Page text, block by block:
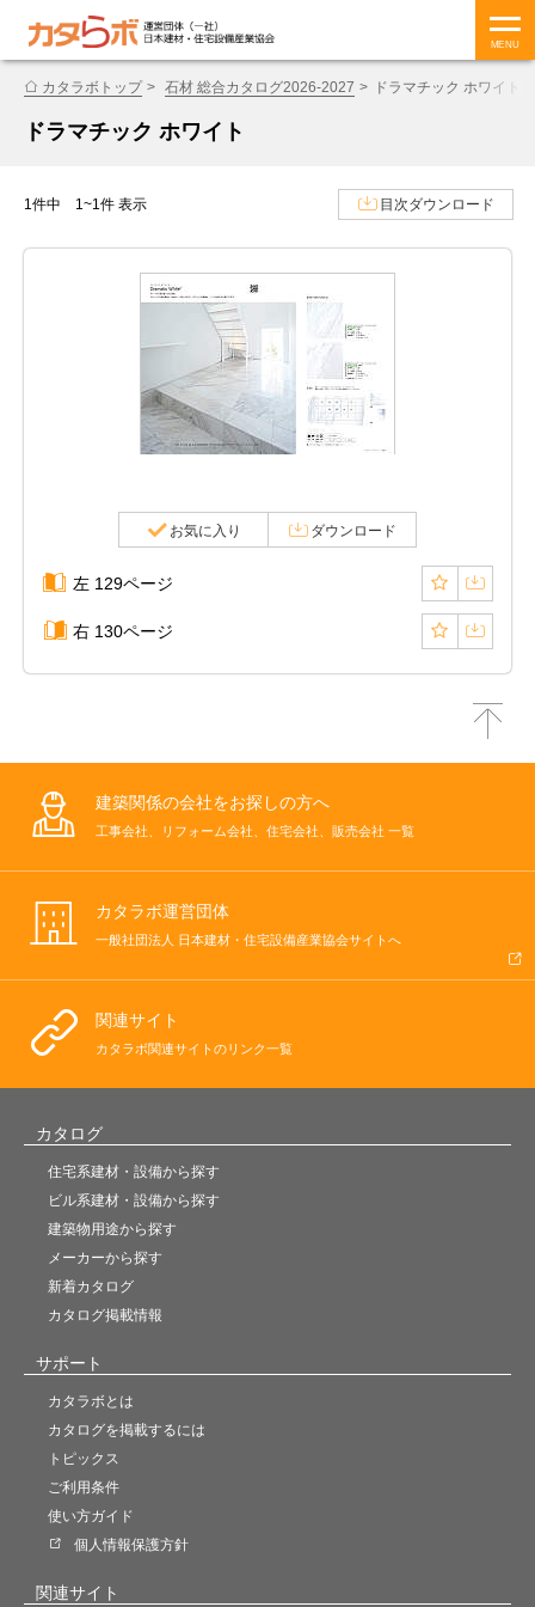
MENU
カタラボトップ 石材 総合カタログ2026-2027 ドラマチック ホワイト
ドラマチック ホワイト
1件中 1~1件 表示 目次ダウンロード
お気に入り ダウンロード
左 129ページ
右 130ページ
建築関係の会社をお探しの方へ
工事会社、リフォーム会社、住宅会社、販売会社 一覧
カタラボ運営団体
一般社団法人 日本建材・住宅設備産業協会サイトへ
関連サイト
カタラボ関連サイトのリンク一覧
カタログ
住宅系建材・設備から探す
ビル系建材・設備から探す
建築物用途から探す
メーカーから探す
新着カタログ
カタログ掲載情報
サポート
カタラボとは
カタログを掲載するには
トピックス
ご利用条件
使い方ガイド
個人情報保護方針
関連サイト